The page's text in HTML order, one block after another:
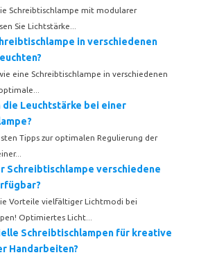
Schreibtischlampe mit modularer
Sie Lichtstärke...
in verschiedenen
eine Schreibtischlampe in verschiedenen
die Leuchtstärke bei einer
Tipps zur optimalen Regulierung der
Schreibtischlampe verschiedene
Vorteile vielfältiger Lichtmodi bei
Optimiertes Licht...
Schreibtischlampen für kreative
Handarbeiten?